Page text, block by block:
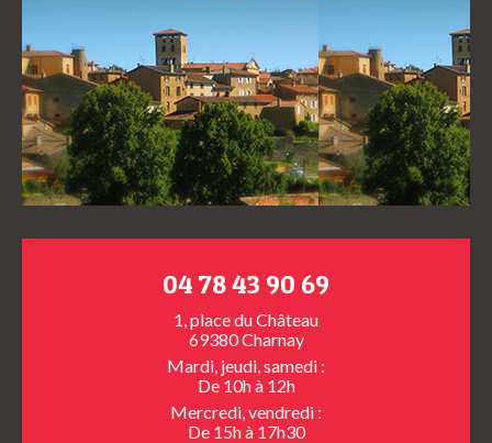
04 78 43 90 69
1, place du Château
69380 Charnay
Mardi, jeudi, samedi :
De 10h à 12h
Mercredi, vendredi :
De 15h à 17h30